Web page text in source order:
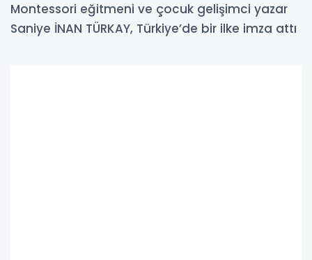
Montessori eğitmeni ve çocuk gelişimci yazar
Saniye İNAN TÜRKAY, Türkiye’de bir ilke imza attı